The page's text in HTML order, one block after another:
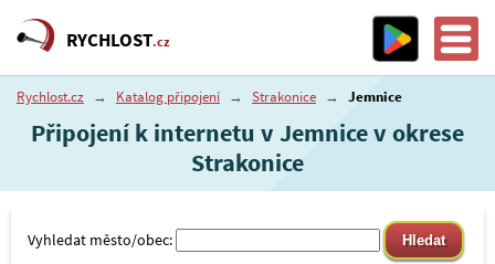
RYCHLOST.cz
Rychlost.cz → Katalog připojení → Strakonice → Jemnice
Připojení k internetu v Jemnice v okrese
Strakonice
Vyhledat město/obec: